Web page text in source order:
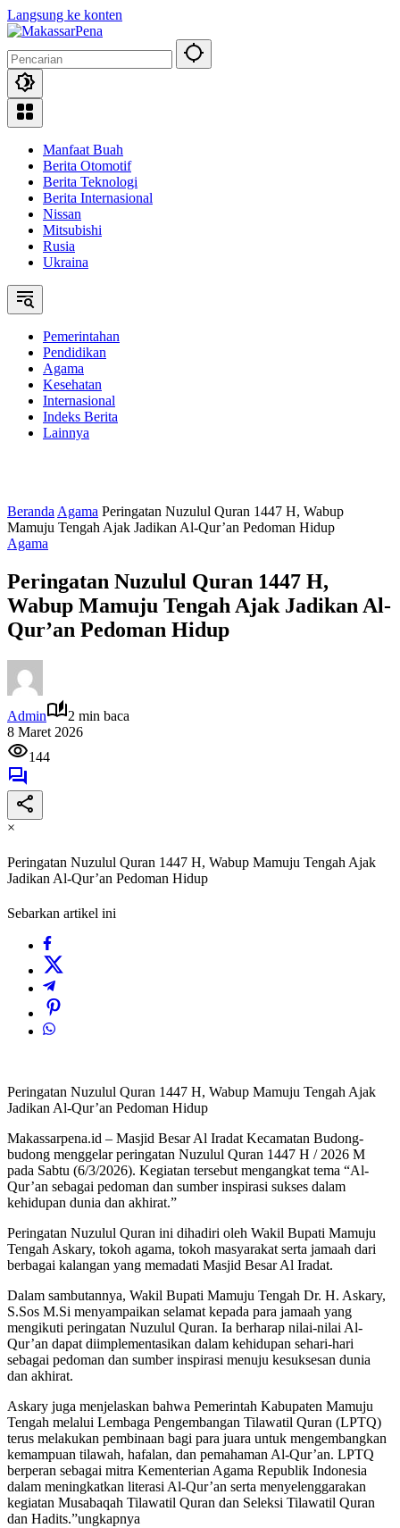
Langsung ke konten
Manfaat Buah
Berita Otomotif
Berita Teknologi
Berita Internasional
Nissan
Mitsubishi
Rusia
Ukraina
Pemerintahan
Pendidikan
Agama
Kesehatan
Internasional
Indeks Berita
Lainnya
Beranda Agama Peringatan Nuzulul Quran 1447 H, Wabup
Mamuju Tengah Ajak Jadikan Al-Qur’an Pedoman Hidup
Agama
Peringatan Nuzulul Quran 1447 H,
Wabup Mamuju Tengah Ajak Jadikan Al-
Qur’an Pedoman Hidup
Admin
2 min baca
8 Maret 2026
144
×
Peringatan Nuzulul Quran 1447 H, Wabup Mamuju Tengah Ajak
Jadikan Al-Qur’an Pedoman Hidup
Sebarkan artikel ini
Peringatan Nuzulul Quran 1447 H, Wabup Mamuju Tengah Ajak
Jadikan Al-Qur’an Pedoman Hidup
Makassarpena.id – Masjid Besar Al Iradat Kecamatan Budong-
budong menggelar peringatan Nuzulul Quran 1447 H / 2026 M
pada Sabtu (6/3/2026). Kegiatan tersebut mengangkat tema “Al-
Qur’an sebagai pedoman dan sumber inspirasi sukses dalam
kehidupan dunia dan akhirat.”
Peringatan Nuzulul Quran ini dihadiri oleh Wakil Bupati Mamuju
Tengah Askary, tokoh agama, tokoh masyarakat serta jamaah dari
berbagai kalangan yang memadati Masjid Besar Al Iradat.
Dalam sambutannya, Wakil Bupati Mamuju Tengah Dr. H. Askary,
S.Sos M.Si menyampaikan selamat kepada para jamaah yang
mengikuti peringatan Nuzulul Quran. Ia berharap nilai-nilai Al-
Qur’an dapat diimplementasikan dalam kehidupan sehari-hari
sebagai pedoman dan sumber inspirasi menuju kesuksesan dunia
dan akhirat.
Askary juga menjelaskan bahwa Pemerintah Kabupaten Mamuju
Tengah melalui Lembaga Pengembangan Tilawatil Quran (LPTQ)
terus melakukan pembinaan bagi para juara untuk mengembangkan
kemampuan tilawah, hafalan, dan pemahaman Al-Qur’an. LPTQ
berperan sebagai mitra Kementerian Agama Republik Indonesia
dalam meningkatkan literasi Al-Qur’an serta menyelenggarakan
kegiatan Musabaqah Tilawatil Quran dan Seleksi Tilawatil Quran
dan Hadits.”ungkapnya